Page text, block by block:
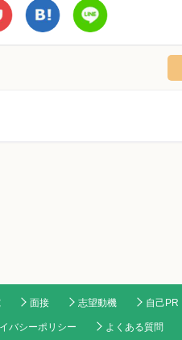
面接 志望動機 自己PR
バシーポリシー よくある質問